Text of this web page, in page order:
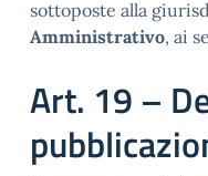
sottoposte alla
Amministrativo, ai
Art. 19 –